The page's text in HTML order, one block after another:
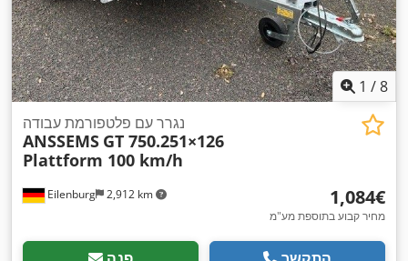
1 /8
Eilenburg 2,912 km
נגרר עם פלטפורמת עבודה
ANSSEMS GT 750.251×126
Plattform 100 km/h
‏1,084 ‏€
מחיר קבוע בתוספת מע"מ